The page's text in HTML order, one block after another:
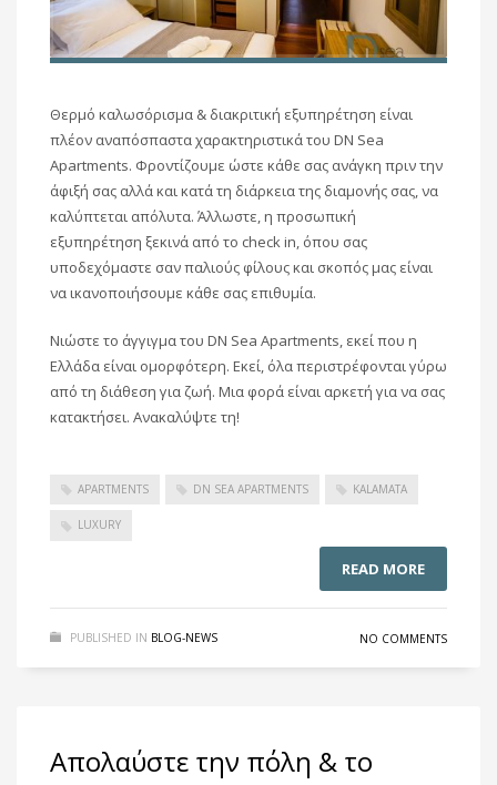
Θερμό καλωσόρισμα & διακριτική εξυπηρέτηση είναι
πλέον αναπόσπαστα χαρακτηριστικά του DN Sea
Apartments. Φροντίζουμε ώστε κάθε σας ανάγκη πριν την
άφιξή σας αλλά και κατά τη διάρκεια της διαμονής σας, να
καλύπτεται απόλυτα. Άλλωστε, η προσωπική
εξυπηρέτηση ξεκινά από το check in, όπου σας
υποδεχόμαστε σαν παλιούς φίλους και σκοπός μας είναι
να ικανοποιήσουμε κάθε σας επιθυμία.
Νιώστε το άγγιγμα του DN Sea Apartments, εκεί που η
Ελλάδα είναι ομορφότερη. Εκεί, όλα περιστρέφονται γύρω
από τη διάθεση για ζωή. Μια φορά είναι αρκετή για να σας
κατακτήσει. Ανακαλύψτε τη!
APARTMENTS DN SEA APARTMENTS KALAMATA
LUXURY
READ MORE
PUBLISHED IN BLOG-NEWS NO COMMENTS
Απολαύστε την πόλη & το